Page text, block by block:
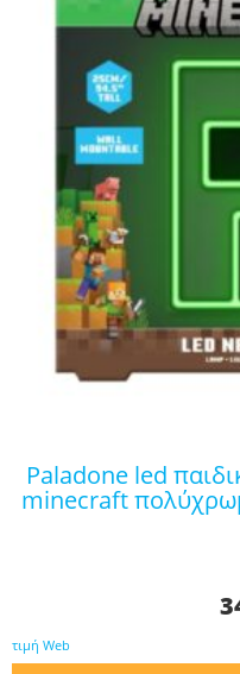
paladone led παιδικό φωτιστικό γραφείου
minecraft
τιμή Web